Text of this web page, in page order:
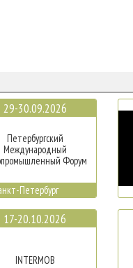
29-30.09.2026
Петербургский
Международный
Форум
Петербург
17-20.10.2026
INTERMOB